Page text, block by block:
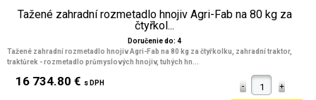
Tažené zahradní rozmetadlo hnojiv Agri-Fab na 80 kg za
čtyřkol...
Doručenie do: 4
Tažené zahradní rozmetadlo hnojiv Agri-Fab na 80 kg za čtyřkolku, zahradní traktor,
traktůrek - rozmetadlo průmyslových hnojiv, tuhých hn...
16 734.80 € s DPH